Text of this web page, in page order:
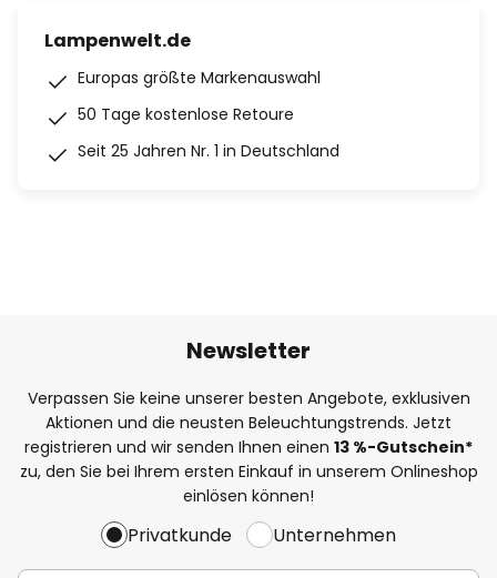
Lampenwelt.de
Europas größte Markenauswahl
50 Tage kostenlose Retoure
Seit 25 Jahren Nr. 1 in Deutschland
Newsletter
Verpassen Sie keine unserer besten Angebote, exklusiven
Aktionen und die neusten Beleuchtungstrends. Jetzt
registrieren und wir senden Ihnen einen 13 %-Gutschein*
zu, den Sie bei Ihrem ersten Einkauf in unserem Onlineshop
einlösen können!
Privatkunde Unternehmen